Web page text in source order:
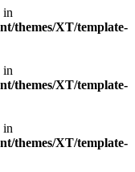
in
themes/XT/template-
in
themes/XT/template-
in
themes/XT/template-